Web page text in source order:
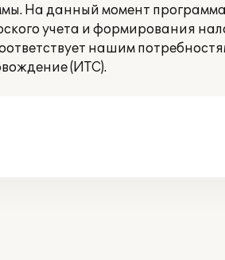
На данный момент программа
учета и формирования
нашим
(ИТС).